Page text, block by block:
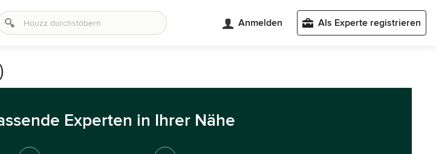
Anmelden Als Experte registrieren
Experten in Ihrer Nähe